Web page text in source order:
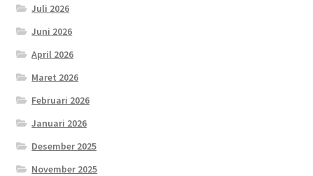
Juli 2026
Juni 2026
April 2026
Maret 2026
Februari 2026
Januari 2026
Desember 2025
November 2025